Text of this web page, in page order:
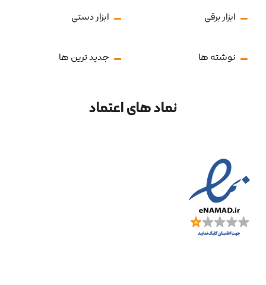
ابزار برقی ابزار دستی
نوشته ها جدید ترین ها
نماد های اعتماد